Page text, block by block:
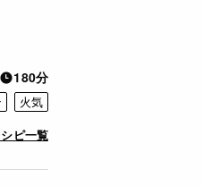
180分
火気
ピ一覧